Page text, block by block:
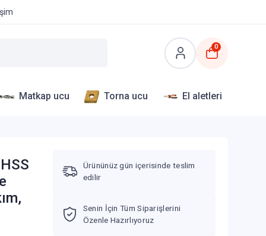
0
Matkap ucu Torna ucu El aletleri
Ürününüz gün içerisinde teslim
edilir
Senin İçin Tüm Siparişlerini
Özenle Hazırlıyoruz